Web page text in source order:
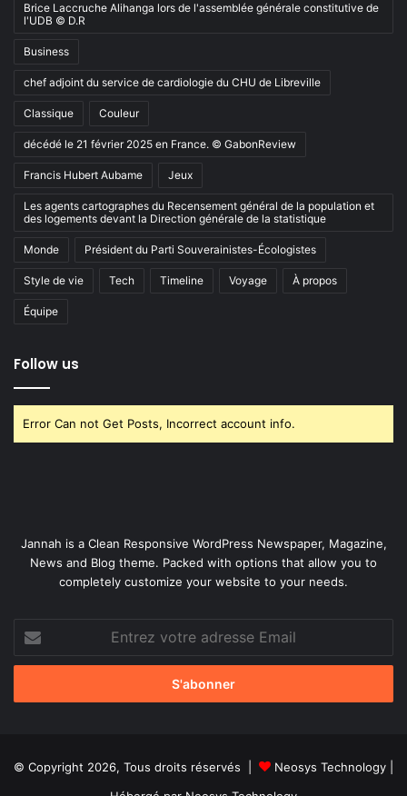
Brice Laccruche Alihanga lors de l'assemblée générale constitutive de
l'UDB © D.R
Business
chef adjoint du service de cardiologie du CHU de Libreville
Classique Couleur
décédé le 21 février 2025 en France. © GabonReview
Francis Hubert Aubame Jeux
Les agents cartographes du Recensement général de la population et
des logements devant la Direction générale de la statistique
Monde Président du Parti Souverainistes-Écologistes
Style de vie Tech Timeline Voyage À propos
Équipe
Follow us
Error Can not Get Posts, Incorrect account info.
Jannah is a Clean Responsive WordPress Newspaper, Magazine,
News and Blog theme. Packed with options that allow you to
completely customize your website to your needs.
Entrez
votre
adresse
© Copyright 2026, Tous droits réservés | Neosys Technology